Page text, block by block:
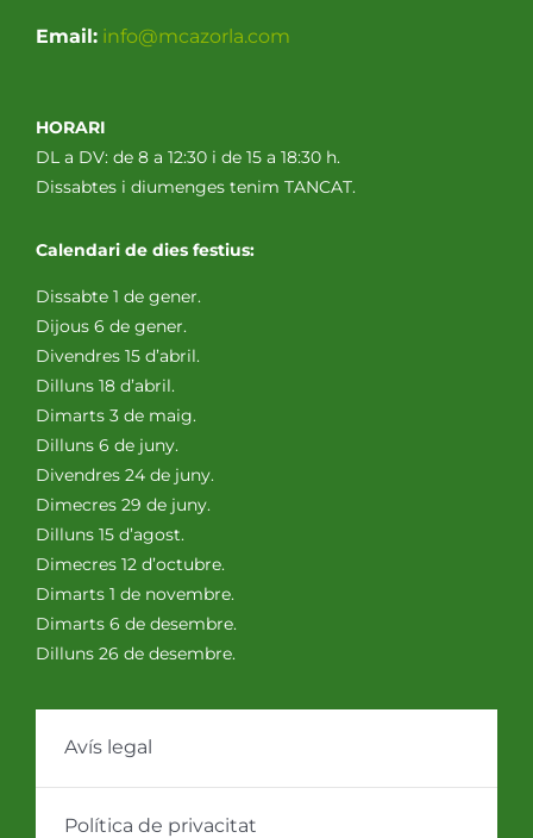
Email: info@mcazorla.com
HORARI
DL a DV: de 8 a 12:30 i de 15 a 18:30 h.
Dissabtes i diumenges tenim TANCAT.
Calendari de dies festius:
Dissabte 1 de gener.
Dijous 6 de gener.
Divendres 15 d’abril.
Dilluns 18 d’abril.
Dimarts 3 de maig.
Dilluns 6 de juny.
Divendres 24 de juny.
Dimecres 29 de juny.
Dilluns 15 d’agost.
Dimecres 12 d’octubre.
Dimarts 1 de novembre.
Dimarts 6 de desembre.
Dilluns 26 de desembre.
Avís legal
Política de privacitat